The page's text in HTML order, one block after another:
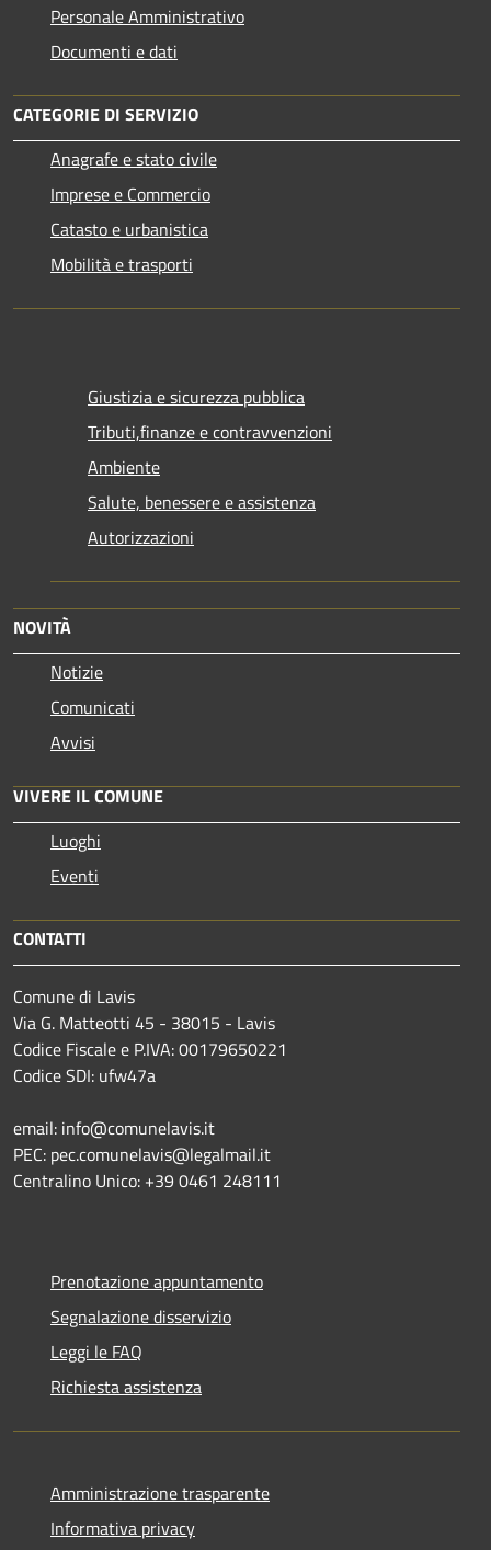
Personale Amministrativo
Documenti e dati
CATEGORIE DI SERVIZIO
Anagrafe e stato civile
Imprese e Commercio
Catasto e urbanistica
Mobilità e trasporti
Giustizia e sicurezza pubblica
Tributi,finanze e contravvenzioni
Ambiente
Salute, benessere e assistenza
Autorizzazioni
NOVITÀ
Notizie
Comunicati
Avvisi
VIVERE IL COMUNE
Luoghi
Eventi
CONTATTI
Comune di Lavis
Via G. Matteotti 45 - 38015 - Lavis
Codice Fiscale e P.IVA: 00179650221
Codice SDI: ufw47a
email: info@comunelavis.it
PEC: pec.comunelavis@legalmail.it
Centralino Unico: +39 0461 248111
Prenotazione appuntamento
Segnalazione disservizio
Leggi le FAQ
Richiesta assistenza
Amministrazione trasparente
Informativa privacy